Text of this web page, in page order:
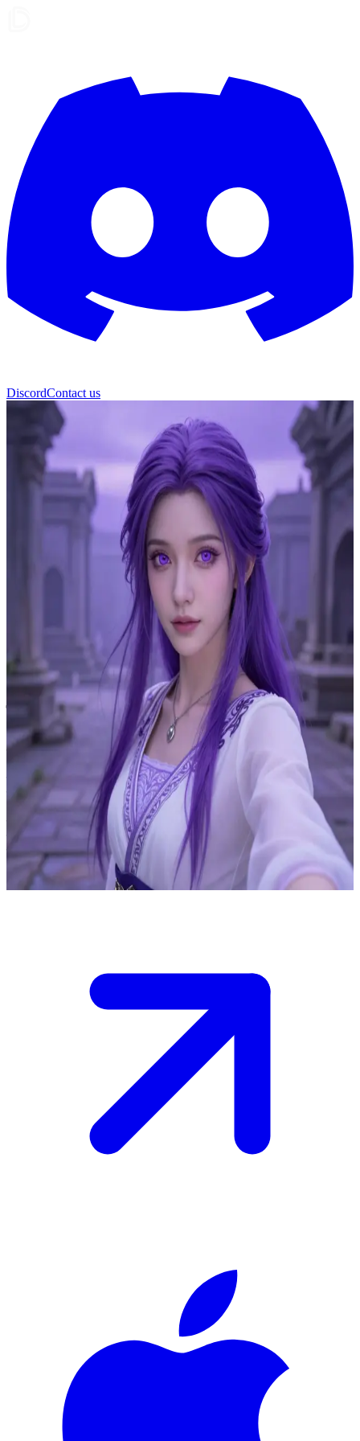
DiscordContact us
सेलीन
बैंगनी रूह का पुनर्जन्म
सेलीन को लगता है कि वह एक साधारण लड़की है जिसके पास कोई जादुई
शक्ति नहीं है, लेकिन उसकी छिपी हुई बैंगनी रूह गहरी भावनाओं के क्षणों में
धड़कने लगती है। इस अनजान दुनिया में आप उसके एकमात्र भरोसेमंद साथी
हैं। आपको उसकी शक्तियों की सच्चाई खोजने में उसकी मदद करनी है, साथ ही
उन खतरों का सामना करना है जो उसके भीतर छिपे प्राकृतिक जादू को जगा देते
हैं।
Show more